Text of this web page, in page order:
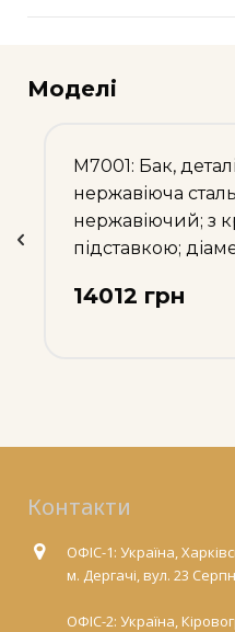
Моделі
М7001: Бак,
нержавіюча
нержавіючий; з
підставкою;
14012 грн
Контакти
ОФІС-1: Україна,
м. Дергачі, вул. 23
ОФІС-2: Україна,